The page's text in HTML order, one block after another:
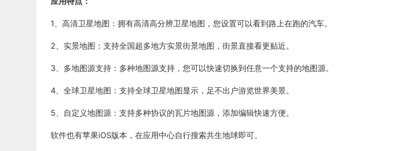
1、高清卫星地图：拥有高清高分辨卫星地图，您设置可以看到路上在跑的汽车。
2、实景地图：支持全国超多地方实景街景地图，街景直接看更贴近。
3、多地图源支持：多种地图源支持，您可以快速切换到任意一个支持的地图源。
4、全球卫星地图：支持全球卫星地图显示，足不出户游览世界美景。
5、自定义地图源：支持多种协议的瓦片地图源，添加编辑快速方便。
软件也有苹果iOS版本，在应用中心自行搜索共生地球即可。